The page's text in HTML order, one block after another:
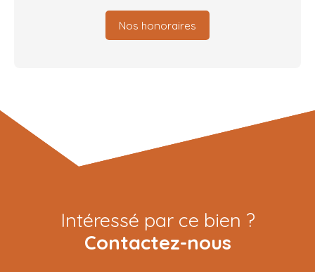
Nos honoraires
Intéressé par ce bien ?
Contactez-nous